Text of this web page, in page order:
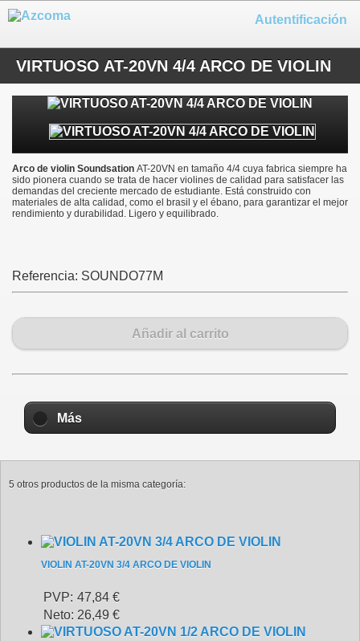
Autentificación
VIRTUOSO AT-20VN 4/4 ARCO DE VIOLIN
Arco de violin Soundsation AT-20VN en tamaño 4/4 cuya fabrica siempre ha
sido pionera cuando se trata de hacer violines de calidad para satisfacer las
demandas del creciente mercado de estudiante. Está construido con
materiales de alta calidad, como el brasil y el ébano, para garantizar el mejor
rendimiento y durabilidad. Ligero y equilibrado.
Referencia: SOUNDO77M
Añadir al carrito
Más
5 otros productos de la misma categoría:
VIOLIN AT-20VN 3/4 ARCO DE VIOLIN
PVP: 47,84 €
Neto: 26,49 €